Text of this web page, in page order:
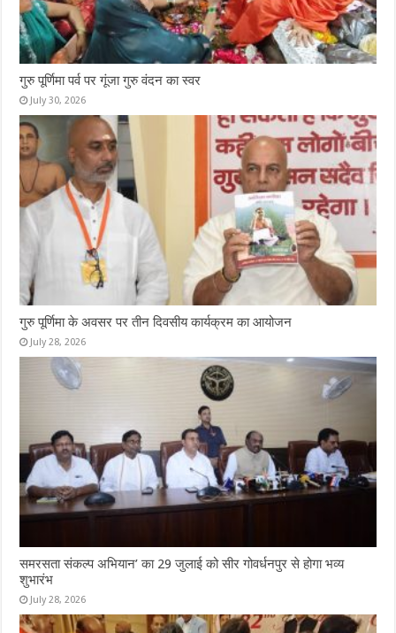
गुरु पूर्णिमा पर्व पर गूंजा गुरु वंदन का स्वर
July 30, 2026
गुरु पूर्णिमा के अवसर पर तीन दिवसीय कार्यक्रम का आयोजन
July 28, 2026
समरसता संकल्प अभियान’ का 29 जुलाई को सीर गोवर्धनपुर से होगा भव्य
शुभारंभ
July 28, 2026